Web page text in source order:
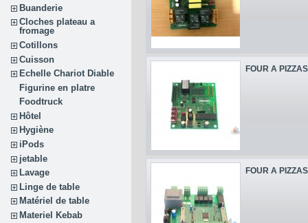
Buanderie
Cloches plateau a
fromage
Cotillons
Cuisson
Echelle Chariot Diable
Figurine en platre
Foodtruck
Hôtel
Hygiène
iPods
jetable
Lavage
Linge de table
Matériel de table
Materiel Kebab
FOUR A
FOUR A